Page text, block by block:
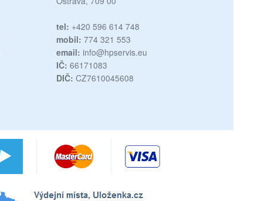
tel: +420 596 614 748
mobil: 774 321 553
email: info@hpservis.eu
IČ: 66171083
DIČ: CZ7610045608